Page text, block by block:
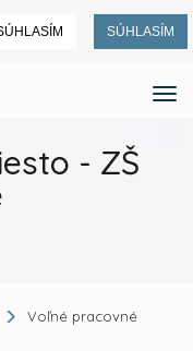
SÚHLASÍM
- ZŠ
Voľné pracovné